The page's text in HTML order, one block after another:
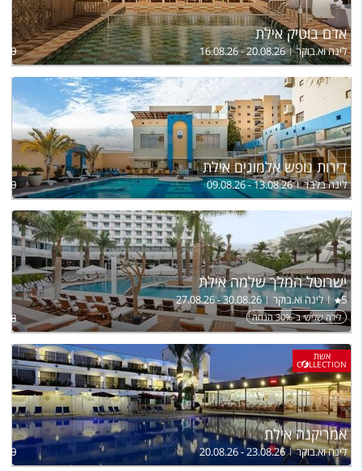
אדם בוטיק אילת
לינה וא.בוקר 16.08.26 - 20.08.26
דירות נופש אלמוגים אילת
לינה בלבד 09.08.26 - 13.08.26
ישרוטל המלך שלמה אילת
5 לינה וא.בוקר 27.08.26 - 30.08.26
לילה שלישי ב-30% הנחה
אשת
C LLECTION
אמריקנה אילת
לינה וא.בוקר 20.08.26 - 23.08.26